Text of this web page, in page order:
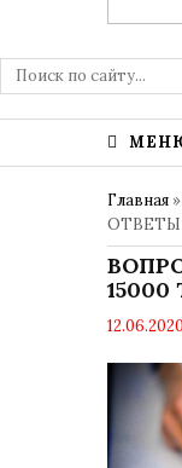
Главная »
ОТВЕТЫ